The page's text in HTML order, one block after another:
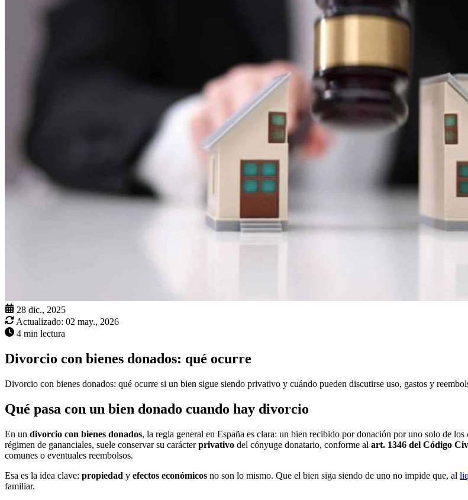
28 dic., 2025
Actualizado: 02 may., 2026
4 min lectura
Divorcio con bienes donados: qué ocurre
Divorcio con bienes donados: qué ocurre si un bien sigue siendo privativo y cuándo pueden discutirse uso, gastos y
Qué pasa con un bien donado cuando hay divorcio
En un divorcio con bienes donados, la regla general en España es clara: un bien recibido por donación por uno solo de los
régimen de gananciales, suele conservar su carácterprivativo del cónyuge donatario, conforme al art. 1346 del Código
comunes o eventuales reembolsos.
Esa es la idea clave: propiedad y efectos económicos no son lo mismo. Que el bien siga siendo de uno no impide que, al
familiar.